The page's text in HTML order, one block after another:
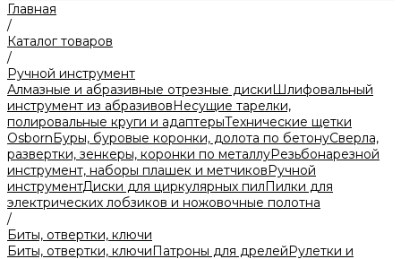
Главная
/
Каталог товаров
/
Ручной инструмент
Алмазные и абразивные отрезные дискиШлифовальный
инструмент из абразивовНесущие тарелки,
полировальные круги и адаптерыТехнические щетки
OsbornБуры, буровые коронки, долота по бетонуСверла,
развертки, зенкеры, коронки по металлуРезьбонарезной
инструмент, наборы плашек и метчиковРучной
инструментДиски для циркулярных пилПилки для
электрических лобзиков и ножовочные полотна
/
Биты, отвертки, ключи
Биты, отвертки, ключиПатроны для дрелейРулетки и